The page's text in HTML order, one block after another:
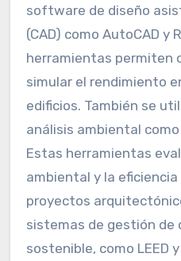
software de diseño
(CAD) como AutoCAD y
herramientas permiten
simular el rendimiento
edificios. También se
análisis ambiental
Estas herramientas
ambiental y la
proyectos
sistemas de gestión de
sostenible, como LEED y